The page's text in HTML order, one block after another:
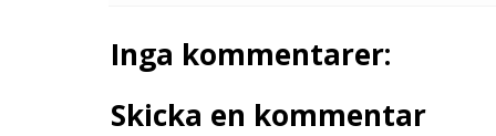
Inga kommentarer:
Skicka en kommentar